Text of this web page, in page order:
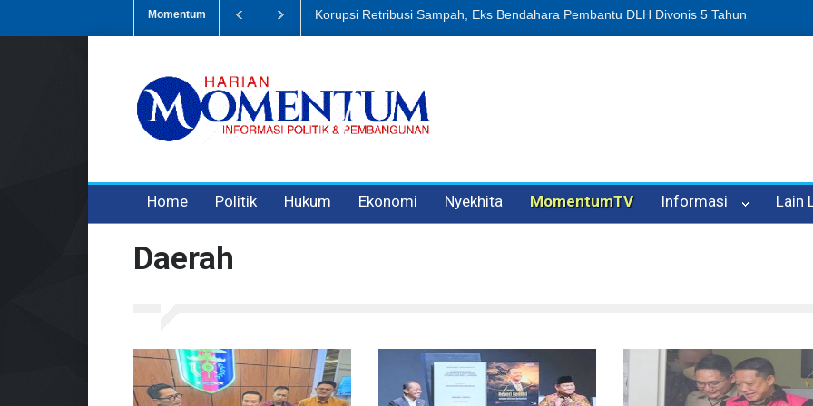
Momentum
Sampah, Eks Bendahara Pembantu DLH Divonis 5 Tahun Dugaan Penipuan Oleh Oknum Kadis, Kuasa Hukum Pelapor Desak Polisi
Home Politik Hukum Ekonomi Nyekhita MomentumTV Informasi Lain
Daerah